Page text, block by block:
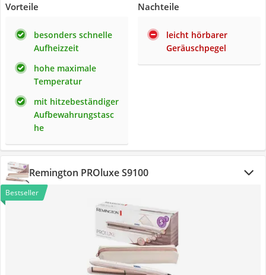
Vorteile
besonders schnelle
Aufheizzeit
hohe maximale
Temperatur
mit hitzebeständiger
Aufbewahrungstasc
he
Nachteile
leicht hörbarer
Geräuschpegel
Remington PROluxe S9100
Bestseller